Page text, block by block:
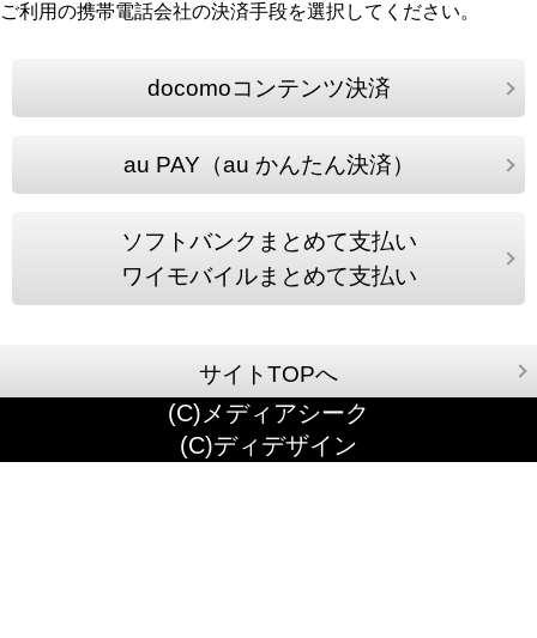
ご利用の携帯電話会社の決済手段を選択してください。
docomoコンテンツ決済
au PAY（au かんたん決済）
ソフトバンクまとめて支払い
ワイモバイルまとめて支払い
サイトTOPへ
(C)メディアシーク
(C)ディデザイン